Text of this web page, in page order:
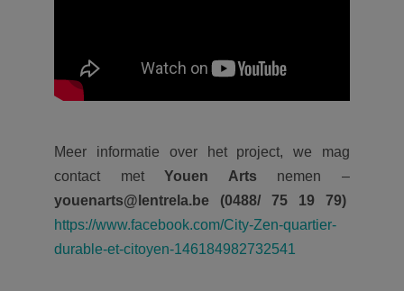
Meer informatie over het project, we mag
contact met Youen Arts nemen –
youenarts@lentrela.be (0488/ 75 19 79)
https://www.facebook.com/City-Zen-quartier-
durable-et-citoyen-146184982732541